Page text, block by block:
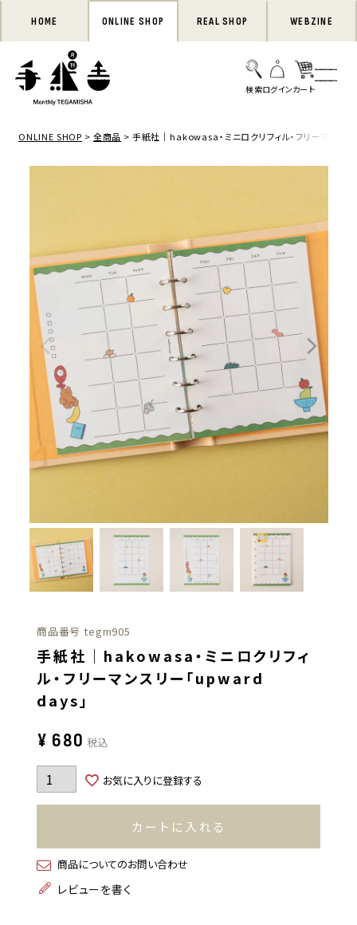
HOME ONLINE SHOP REAL SHOP WEBZINE
ONLINE SHOP 全商品 手紙社｜hakowasa・ミニロクリフィル・フリーマンス
商品番号 tegm905
手紙社｜hakowasa・ミニロクリフィ
ル・フリーマンスリー「upward
days」
¥ 680 税込
お気に入りに登録する
カートに入れる
商品についてのお問い合わせ
レビューを書く